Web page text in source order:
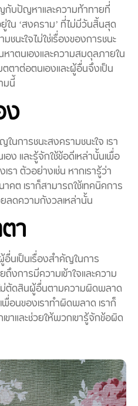
กับปัญหาและความท้าทายที่
ใน ‘สงคราม’ ที่ไม่มีวันสิ้นสุด
นะใจไม่ใช่เรื่องของการชนะ
าตนเองและความสมดุลภายใน
ตตาต่อตนเองและผู้อื่นจึงเป็น
มนี้
การชนะสงครามชนะใจ เรา
ง และรู้จักใช้ข้อดีเหล่านั้นเพื่อ
า ตัวอย่างเช่น หากเรารู้ว่า
ต เราก็สามารถใช้เทคนิคการ
ลดความกังวลเหล่านั้น
า
อื่นเป็นเรื่องสำคัญในการ
งการมีความเข้าใจและความ
ม่ตัดสินผู้อื่นตามความผิดพลาด
อนของเราทำผิดพลาด เราก็
าและช่วยให้พวกเขารู้จักข้อผิด